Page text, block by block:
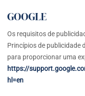
GOOGLE
Os requisitos de
Princípios de publicidade
para proporcionar uma
https://
hl=en